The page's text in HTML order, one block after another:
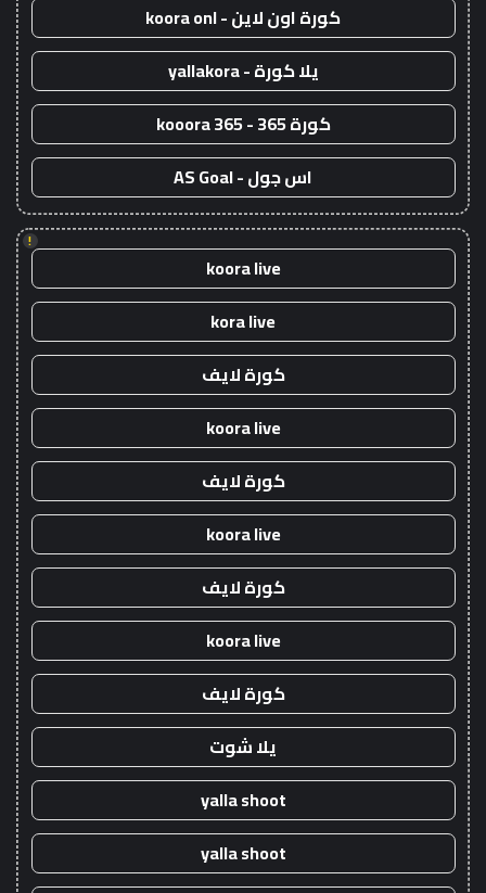
كورة اون لاين - koora onl
يلا كورة - yallakora
كورة 365 - kooora 365
اس جول - AS Goal
!
koora live
kora live
كورة لايف
koora live
كورة لايف
koora live
كورة لايف
koora live
كورة لايف
يلا شوت
yalla shoot
yalla shoot